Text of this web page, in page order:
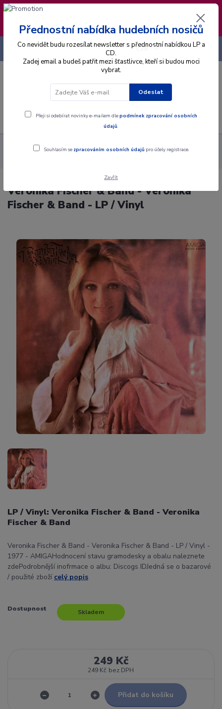
❣️ Od 4.8. do 13.8. čerpám dovolenou. Datum
expedice objednávek se posouvá na pátek
14.8.2026 🐋
Menu
CZK
+420 725 736 293
Alba Gramodesky
Veronika Fischer & Band - Veronika
Veronika Fischer & Band - Veronika
Fischer & Band - LP / Vinyl
LP / Vinyl: Veronika Fischer & Band - Veronika
Fischer & Band
Veronika Fischer & Band - Veronika Fischer & Band - LP / Vinyl -
1977 - AMIGAHodnocení stavu gramodesky a obalu naleznete
zdePodrobnější inofrmace o albu: Discogs IDJedná se o bazarové
/ použité zboží celý popis
Dostupnost Skladem
249 Kč
249 Kč bez DPH
Přidat do košíku
Přednostní nabídka hudebních nosičů
Co nevidět budu rozesílat newsletter s přednostní nabídkou LP a
CD.
Zadej email a budeš patřit mezi šťastlivce, kteří si budou moci
vybrat.
Odeslat
Přeji si odebírat novinky e-mailem dlepodmínek zpracování osobních
údajů.
Souhlasím se zpracováním osobních údajů pro účely registrace.
Zavřít